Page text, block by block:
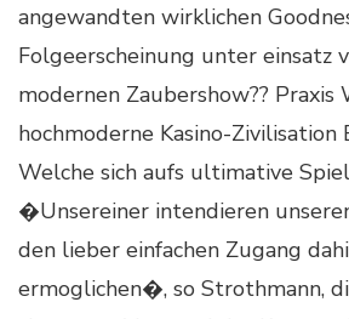
angewandten wirklichen
Folgeerscheinung unter einsatz
modernen Zaubershow?? Praxis
hochmoderne Kasino-Zivilisation
Welche sich aufs ultimative
�Unsereiner intendieren
den lieber einfachen Zugang
ermoglichen�, so Strothmann,